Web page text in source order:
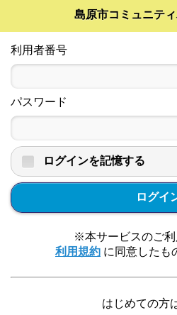
島原市コミュニテ
利用者番号
パスワード
ログインを記憶する
ログイ
※本サービスのご利
利用規約 に同意したも
はじめての方